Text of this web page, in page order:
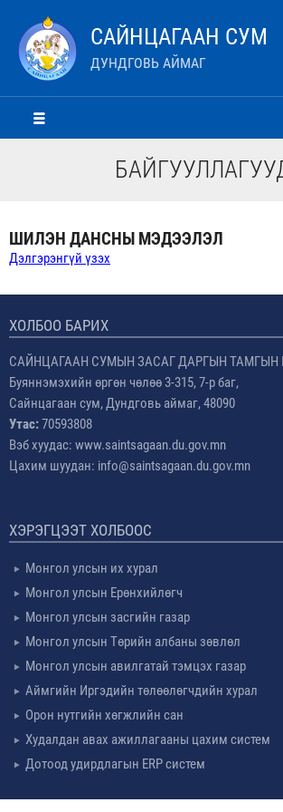
САЙНЦАГААН СУМ
ДУНДГОВЬ АЙМАГ
ШИЛЭН ДАНСНЫ МЭДЭЭЛЭЛ
Дэлгэрэнгүй үзэх
ХОЛБОО БАРИХ
САЙНЦАГААН СУМЫН ЗАСАГ ДАРГЫН ТАМГЫН
Буяннэмэхийн өргөн чөлөө 3-315, 7-р баг,
Сайнцагаан сум, Дундговь аймаг, 48090
Утас:70593808
Вэб хуудас: www.saintsagaan.du.gov.mn
Цахим шуудан: info@saintsagaan.du.gov.mn
ХЭРЭГЦЭЭТ ХОЛБООС
Монгол улсын их хурал
Монгол улсын Ерөнхийлөгч
Монгол улсын засгийн газар
Монгол улсын Төрийн албаны зөвлөл
Монгол улсын авилгатай тэмцэх газар
Аймгийн Иргэдийн төлөөлөгчдийн хурал
Орон нутгийн хөгжлийн сан
Худалдан авах ажиллагааны цахим систем
Дотоод удирдлагын ERP систем